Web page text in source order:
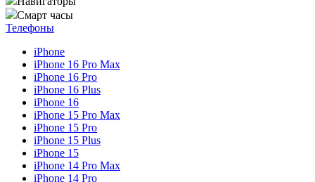
Смарт часы
Телефоны
iPhone
iPhone 16 Pro Max
iPhone 16 Pro
iPhone 16 Plus
iPhone 16
iPhone 15 Pro Max
iPhone 15 Pro
iPhone 15 Plus
iPhone 15
iPhone 14 Pro Max
iPhone 14 Pro